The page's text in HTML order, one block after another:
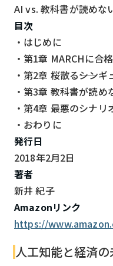
AI vs. 教科書が読めな
目次
・はじめに
・第1章 MARCHに合格
・第2章 桜散る――シン
・第3章 教科書が読め
・第4章 最悪のシナリ
・おわりに
発行日
2018年2月2日
著者
新井 紀子
Amazonリンク
https://
人工知能と経済の